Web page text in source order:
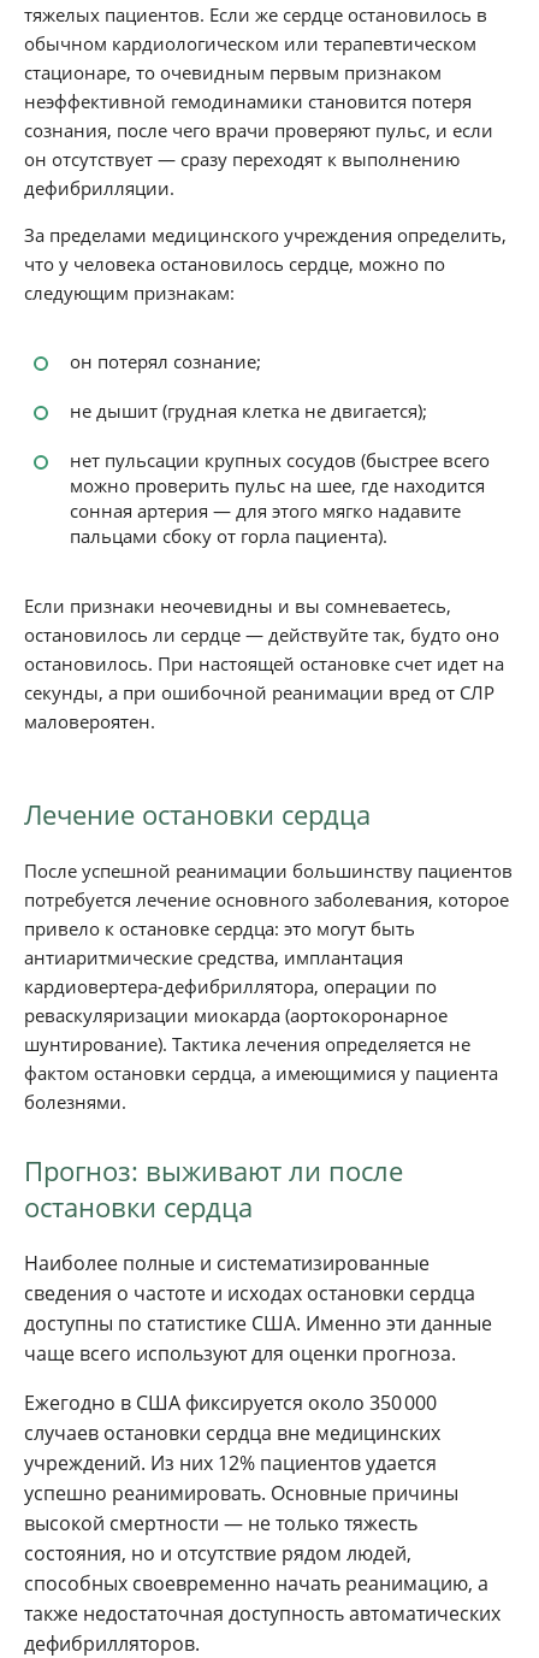
тяжелых пациентов. Если же сердце остановилось в
обычном кардиологическом или терапевтическом
стационаре, то очевидным первым признаком
неэффективной гемодинамики становится потеря
сознания, после чего врачи проверяют пульс, и если
он отсутствует — сразу переходят к выполнению
дефибрилляции.
За пределами медицинского учреждения определить,
что у человека остановилось сердце, можно по
следующим признакам:
он потерял сознание;
не дышит (грудная клетка не двигается);
нет пульсации крупных сосудов (быстрее всего
можно проверить пульс на шее, где находится
сонная артерия — для этого мягко надавите
пальцами сбоку от горла пациента).
Если признаки неочевидны и вы сомневаетесь,
остановилось ли сердце — действуйте так, будто оно
остановилось. При настоящей остановке счет идет на
секунды, а при ошибочной реанимации вред от СЛР
маловероятен.
Лечение остановки сердца
После успешной реанимации большинству пациентов
потребуется лечение основного заболевания, которое
привело к остановке сердца: это могут быть
антиаритмические средства, имплантация
кардиовертера-дефибриллятора, операции по
реваскуляризации миокарда (аортокоронарное
шунтирование). Тактика лечения определяется не
фактом остановки сердца, а имеющимися у пациента
болезнями.
Прогноз: выживают ли после
остановки сердца
Наиболее полные и систематизированные
сведения о частоте и исходах остановки сердца
доступны по статистике США. Именно эти данные
чаще всего используют для оценки прогноза.
Ежегодно в США фиксируется около 350 000
случаев остановки сердца вне медицинских
учреждений. Из них 12% пациентов удается
успешно реанимировать. Основные причины
высокой смертности — не только тяжесть
состояния, но и отсутствие рядом людей,
способных своевременно начать реанимацию, а
также недостаточная доступность автоматических
дефибрилляторов.